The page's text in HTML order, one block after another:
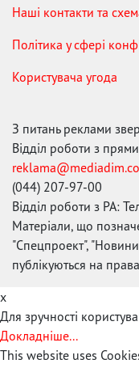
Наші контакти та
Політика у сфері
Користувача угода
З питань реклами
Відділ роботи з
(044) 207-97-00
Відділ роботи з РА:
Матеріали, що
"Спецпроект",
публікуються на
x
Для зручності
Докладніше...
This website uses